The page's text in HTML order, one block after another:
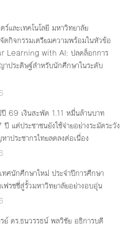
และเทคโนโลยี มหาวิทยาลัย
ดกิจกรรมเตรียมความพร้อมในหัวข้อ
Learning with AI: ปลดล็อกการ
าประดิษฐ์สำหรับนักศึกษาในระดับ
69 เงินสะพัด 1.11 หมื่นล้านบาท
แต่ประชาชนยังใช้จ่ายอย่างระมัดระวัง
ประชากรไทยลดลงต่อเนื่อง
ศนักศึกษาใหม่ ประจำปีการศึกษา
รชชี่สู่รั้วมหาวิทยาลัยอย่างอบอุ่น
ย์ ดร.ธนวรรธน์ พลวิชัย อธิการบดี